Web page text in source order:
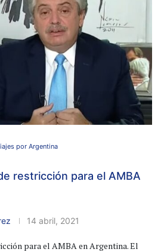
por Argentina
restricción para el AMBA
14 abril, 2021
para el AMBA en Argentina. El